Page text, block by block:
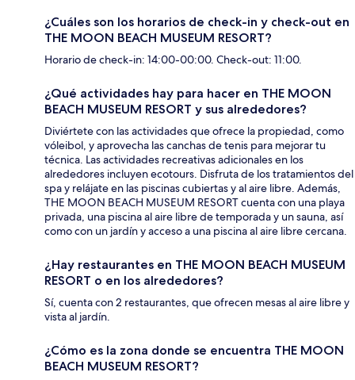
¿Cuáles son los horarios de check-in y check-out en
THE MOON BEACH MUSEUM RESORT?
Horario de check-in: 14:00-00:00. Check-out: 11:00.
¿Qué actividades hay para hacer en THE MOON
BEACH MUSEUM RESORT y sus alrededores?
Diviértete con las actividades que ofrece la propiedad, como
vóleibol, y aprovecha las canchas de tenis para mejorar tu
técnica. Las actividades recreativas adicionales en los
alrededores incluyen ecotours. Disfruta de los tratamientos del
spa y relájate en las piscinas cubiertas y al aire libre. Además,
THE MOON BEACH MUSEUM RESORT cuenta con una playa
privada, una piscina al aire libre de temporada y un sauna, así
como con un jardín y acceso a una piscina al aire libre cercana.
¿Hay restaurantes en THE MOON BEACH MUSEUM
RESORT o en los alrededores?
Sí, cuenta con 2 restaurantes, que ofrecen mesas al aire libre y
vista al jardín.
¿Cómo es la zona donde se encuentra THE MOON
BEACH MUSEUM RESORT?